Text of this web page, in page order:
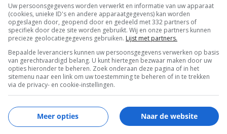
0 REACTIES
Uw persoonsgegevens worden verwerkt en informatie van uw apparaat
(cookies, unieke ID's en andere apparaatgegevens) kan worden
opgeslagen door, geopend door en gedeeld met 332 partners of
specifiek door deze site worden gebruikt. Wij en onze partners kunnen
precieze geolocatiegegevens gebruiken. Lijst met partners.
Bepaalde leveranciers kunnen uw persoonsgegevens verwerken op basis
van gerechtvaardigd belang. U kunt hiertegen bezwaar maken door uw
opties hieronder te beheren. Zoek onderaan deze pagina of in het
sitemenu naar een link om uw toestemming te beheren of in te trekken
via de privacy- en cookie-instellingen.
Naar de website
Meer opties